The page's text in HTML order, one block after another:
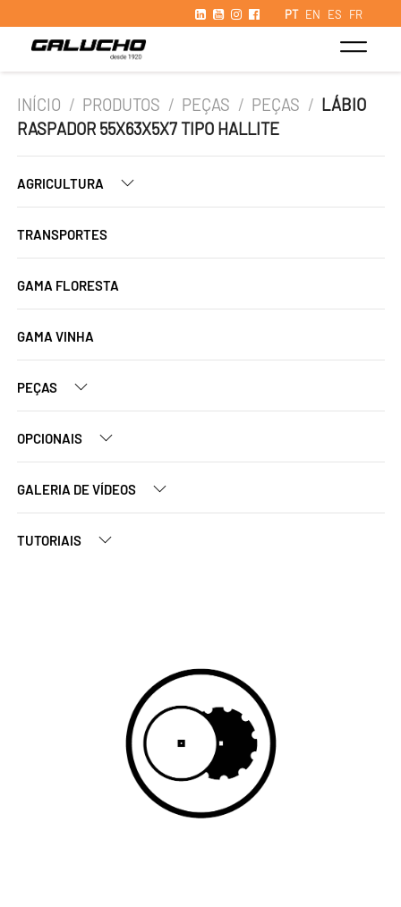
PT EN ES FR
INÍCIO / PRODUTOS / PEÇAS / PEÇAS / LÁBIO
RASPADOR 55X63X5X7 TIPO HALLITE
AGRICULTURA
TRANSPORTES
GAMA FLORESTA
GAMA VINHA
PEÇAS
OPCIONAIS
GALERIA DE VÍDEOS
TUTORIAIS